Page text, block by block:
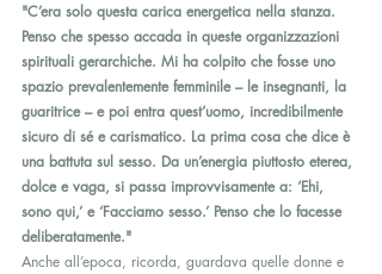
"C’era solo questa carica energetica nella stanza.
Penso che spesso accada in queste organizzazioni
spirituali gerarchiche. Mi ha colpito che fosse uno
spazio prevalentemente femminile – le insegnanti, la
guaritrice – e poi entra quest’uomo, incredibilmente
sicuro di sé e carismatico. La prima cosa che dice è
una battuta sul sesso. Da un’energia piuttosto eterea,
dolce e vaga, si passa improvvisamente a: ‘Ehi,
sono qui,’ e ‘Facciamo sesso.’ Penso che lo facesse
deliberatamente."
Anche all’epoca, ricorda, guardava quelle donne e